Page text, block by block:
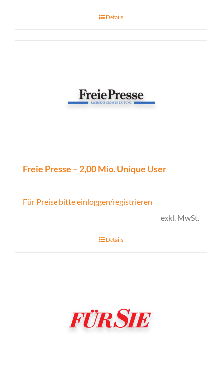
Details
Freie Presse – 2,00 Mio. Unique User
Für Preise bitte einloggen/registrieren
exkl. MwSt.
Details